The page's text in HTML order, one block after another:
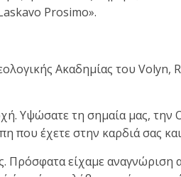
Prosimo».
Ακαδημίας του Volyn,
Υψώσατε τη σημαία μας, την
που έχετε στην καρδιά σας
Πρόσφατα είχαμε αναγνώριση